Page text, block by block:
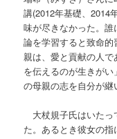
講(2012年基礎、2014
味が尽きなかった。
論を学習すると致命
親は、愛と貢献の人
を伝えるのが生きが
の母親の志を自分が継
大杖規子氏はいたっ
た。あるとき彼女の